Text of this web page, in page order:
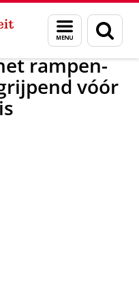
Menu
en
zoeken
rampen-
vóór